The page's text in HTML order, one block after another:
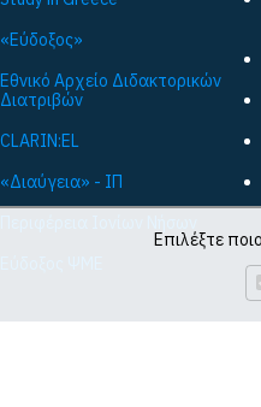
«Εύδοξος»
Εθνικό Αρχείο Διδακτορικών
Διατριβών
CLARIN:EL
«Διαύγεια» - ΙΠ
Επιλέξτε